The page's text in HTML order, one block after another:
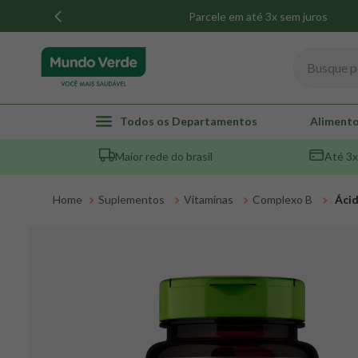
Parcele em até 3x sem juros
Todos os Departamentos
Maior rede do brasil Até
Suplementos Vitaminas Complexo B
TERMOS MAIS BUSCADOS
1º whey
2º creatina
maca peruana